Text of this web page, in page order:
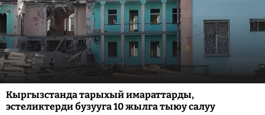
Кыргызстанда тарыхый имараттарды,
эстеликтерди бузууга 10 жылга тыюу салуу